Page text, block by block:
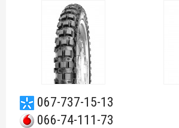
067-737-15-13
066-74-111-73